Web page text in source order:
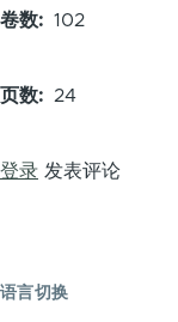
卷数
102
页数 24
登录 发表评论
语言切换